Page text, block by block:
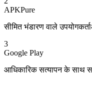
APKPure
सीमित भंडारण वाले
3
Google Play
आधिकारिक सत्यापन के साथ